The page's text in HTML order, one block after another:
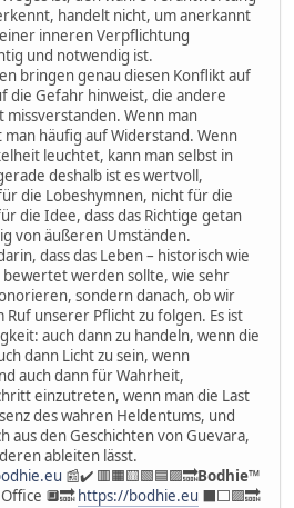
handelt nicht, um anerkannt
inneren Verpflichtung
und notwendig ist.
bringen genau diesen Konflikt auf
die Gefahr hinweist, die andere
missverstanden. Wenn man
häufig auf Widerstand. Wenn
leuchtet, kann man selbst in
deshalb ist es wertvoll,
die Lobeshymnen, nicht für die
die Idee, dass das Richtige getan
von äußeren Umständen.
dass das Leben – historisch wie
bewertet werden sollte, wie sehr
sondern danach, ob wir
unserer Pflicht zu folgen. Es ist
auch dann zu handeln, wenn die
dann Licht zu sein, wenn
auch dann für Wahrheit,
einzutreten, wenn man die Last
des wahren Heldentums, und
aus den Geschichten von Guevara,
ableiten lässt.
📰✔️ 🟥🟧🟨🟩🟦🟪🔜Bodhie™
🔲🔜 https://bodhie.eu ⬛️⬜️🟪🔜